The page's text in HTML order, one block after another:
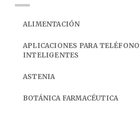
ALIMENTACIÓN
APLICACIONES PARA
INTELIGENTES
ASTENIA
BOTÁNICA FARMACÉUTICA